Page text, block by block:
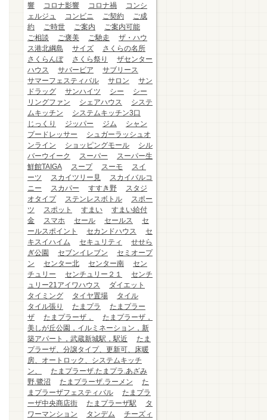
響
コロナ影響 コロナ禍
コンシ
ェルジュ
コンビニ ご契約
ご成
約
ご時世 ご案内
ご案内可能
ご相談
ご褒美 ご馳走
ザ・ハウ
ス港北綱島
サイズ
さくらの名所
さくらんぼ
さくら祭り
ザセンター
ハウス
サバービア
サブリース
サマーフェスティバル
サロン
サン
ドラッグ
サンハイツ シー
シー
リングファン
シェアハウス
システ
ムキッチン
システムキッチン3口
じっくり
ジッパー ジム
シャン
プードレッサー
シュガーラッシュオ
ンライン
ショッピングモール
シル
バーウイーク
スーパー
スーパー生
鮮館TAIGA
スープ スーモ
スイ
ーツ
スカイツリー見
スカイバルコ
ニー
スカパー すすき野
スタジ
オタイプ
ステンレスボトル
スポー
ツ
スポット すまい
すまい給付
金
スマホ セール セールス
セ
ールスポイント
セカンドハウス
セ
キスイハイム
セキュリティ
せせら
ぎ公園
セブンイレブン
セミオープ
ン
センター北 センター南
セン
チュリー
センチュリー２１
センチ
ュリー21アイワハウス
ダイエット
タイミング
タイヤ置場
タイル
タイル張り
たまプラ
たまプラー
ザ
たまプラーザ，
たまプラーザ，
美しが丘公園，イルミネーション，新
築アパート，武蔵新城駅，駅近
たま
プラーザ、分譲タイプ、更新可、床暖
房、オートロック、システムキッチ
ン、
たまプラーザ.たまプラ.あざみ
野.鷺沼
たまプラーザ.ラーメン
た
まプラーザフェスティバル
たまプラ
ーザ中央商店街
たまプラーザ駅
タ
ワーマンション
タンデム
チーズィ